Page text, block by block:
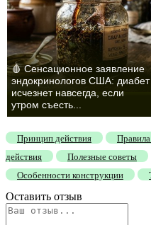
🩸 Сенсационное заявление
эндокринологов США: диабет
исчезнет навсегда, если
утром съесть...
Принцип действия
действия
Полезные советы
Особенности конструкции
Оставить отзыв